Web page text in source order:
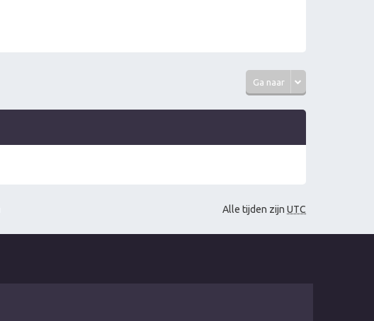
Ga naar
Alle tijden zijn UTC